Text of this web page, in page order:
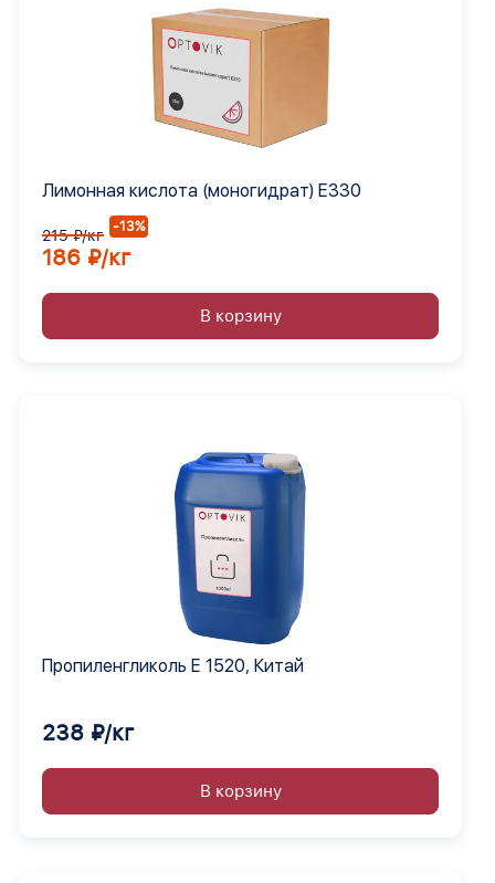
Лимонная кислота (моногидрат) Е330
215 ₽/кг -13%
186 ₽/кг
В корзину
Пропиленгликоль Е 1520, Китай
238 ₽/кг
В корзину